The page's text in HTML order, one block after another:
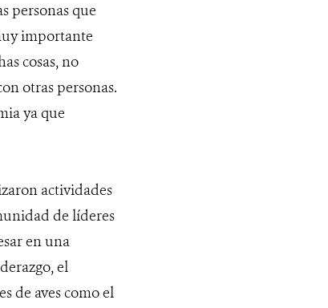
personas que
importante
cosas, no
otras personas.
ya que
actividades
de líderes
en una
el
de aves como el